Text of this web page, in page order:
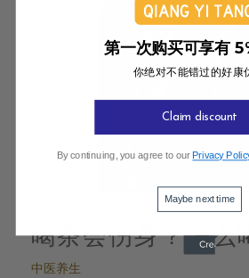
中医养生
喝茶会伤身？怎么
第一次购买可享有
你绝对不能错过的好康
Claim discount
By continuing, you agree to our Privacy
Maybe next time